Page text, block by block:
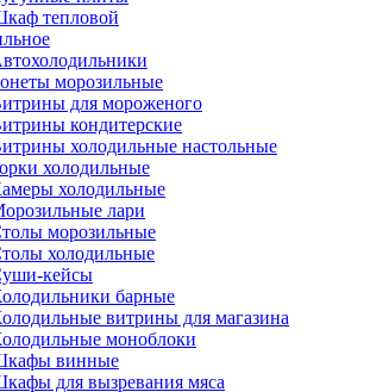
тепловой
морозильные
для мороженого
кондитерские
холодильные настольные
холодильные
холодильные
лари
морозильные
холодильные
кейсы
барные
витрины для магазина
моноблоки
винные
для вызревания мяса